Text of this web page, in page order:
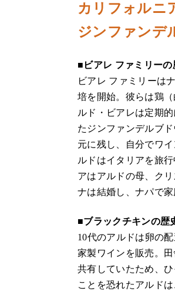
カリフォルニ
ジンファンデ
■ビアレ ファミリーの
ビアレ ファミリーは
培を開始。彼らは鶏
ルド・ビアレは定期
たジンファンデルブ
元に残し、自分でワ
ルドはイタリアを旅
アはアルドの母、ク
ナは結婚し、ナパで家
■ブラックチキンの歴
10代のアルドは卵の
家製ワインを販売。
共有していたため、
ことを恐れたアルド